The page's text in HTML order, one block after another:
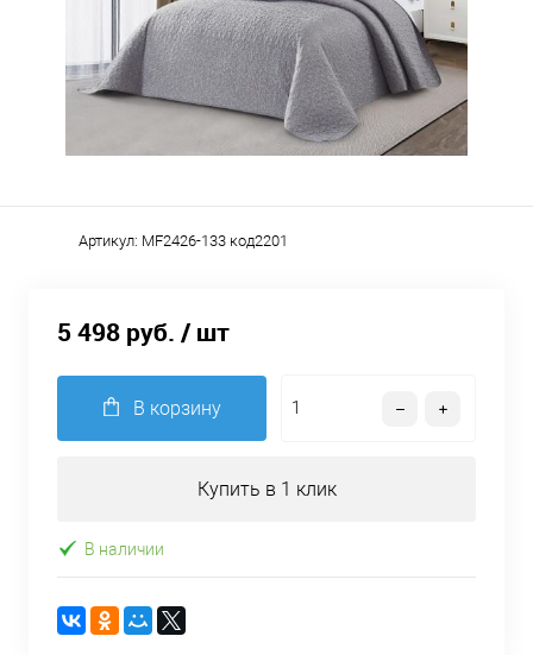
Артикул: MF2426-133 код2201
5 498 руб. / шт
В корзину
Купить в 1 клик
В наличии